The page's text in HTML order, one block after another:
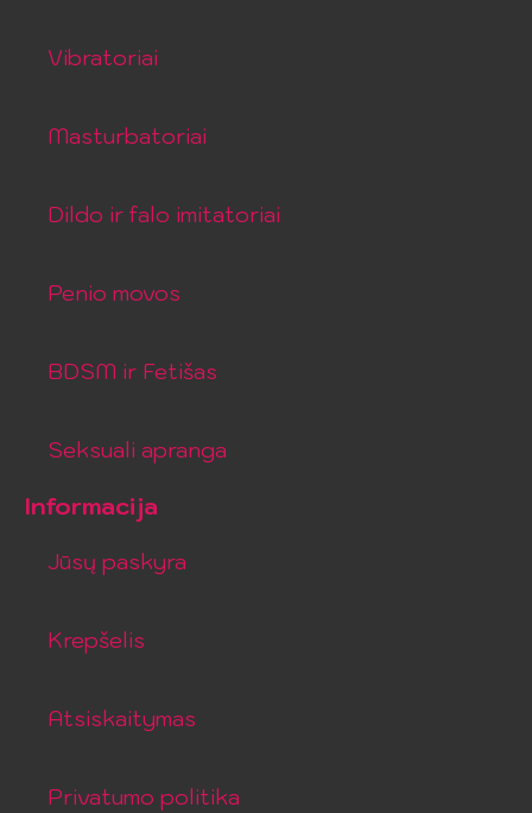
Vibratoriai
Masturbatoriai
Dildo ir falo imitatoriai
Penio movos
BDSM ir Fetišas
Seksuali apranga
Informacija
Jūsų paskyra
Krepšelis
Atsiskaitymas
Privatumo politika